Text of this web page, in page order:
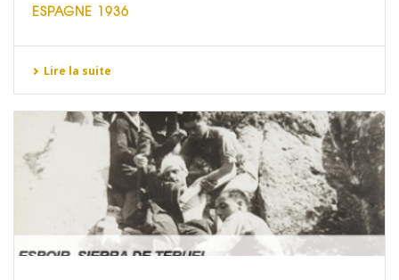
ESPAGNE 1936
Lire la suite